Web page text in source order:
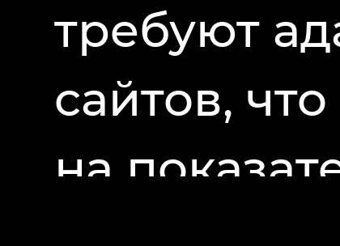
требуют
сайтов,
на